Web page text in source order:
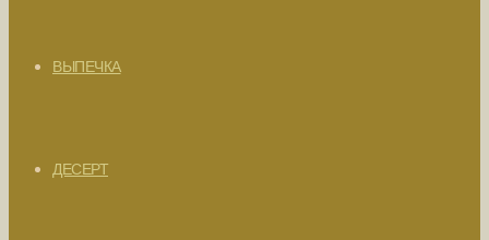
ВЫПЕЧКА
ДЕСЕРТ